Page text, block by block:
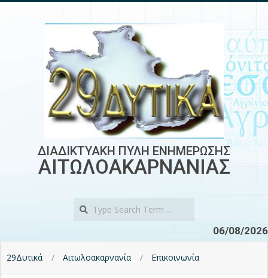
ΔΙΑΔΙΚΤΥΑΚΗ ΠΥΛΗ ΕΝΗΜΕΡΩΣΗΣ
ΑΙΤΩΛΟΑΚΑΡΝΑΝΙΑΣ
06/08/2026
29Δυτικά Αιτωλοακαρνανία Επικοινωνία